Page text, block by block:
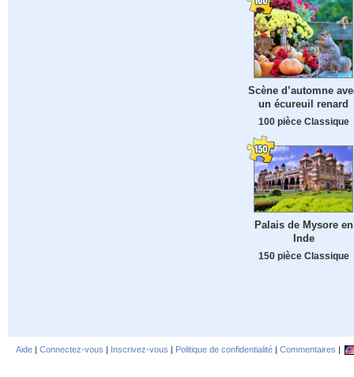
Scène d’automne
un écureuil renard
100 pièce Classique
Palais de Mysore en
Inde
150 pièce Classique
Aide | Connectez-vous | Inscrivez-vous | Politique de confidentialité | Commentaires |